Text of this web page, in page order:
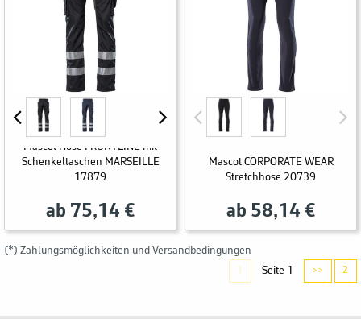
Mascot Hose FRONTLINE mit
Schenkeltaschen MARSEILLE
17879
ab 75,14 €
Mascot CORPORATE WEAR
Stretchhose 20739
ab 58,14 €
(*) Zahlungsmöglichkeiten und Versandbedingungen
1 Seite 1 >> 2